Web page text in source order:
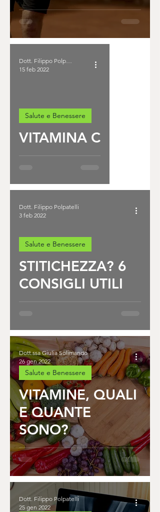
CAMPIONI?
VITAMINA C
Salute e Benessere
Dott. Filippo Polpatelli
15 feb 2022
STITICHEZZA? 6
CONSIGLI UTILI
Salute e Benessere
Dott. Filippo Polpatelli
3 feb 2022
VITAMINE, QUALI
E QUANTE
SONO?
Salute e Benessere
Dott.ssa Giulia Solimando
26 gen 2022
Dott. Filippo Polpatelli
25 gen 2022